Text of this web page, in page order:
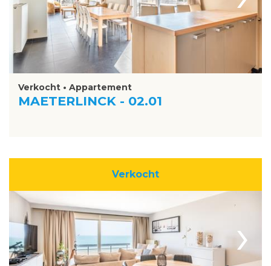
Verkocht • Appartement
MAETERLINCK - 02.01
Verkocht
›